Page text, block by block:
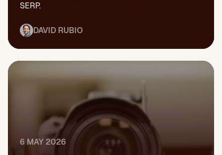
SERP.
DAVID RUBIO
6 MAY 2026